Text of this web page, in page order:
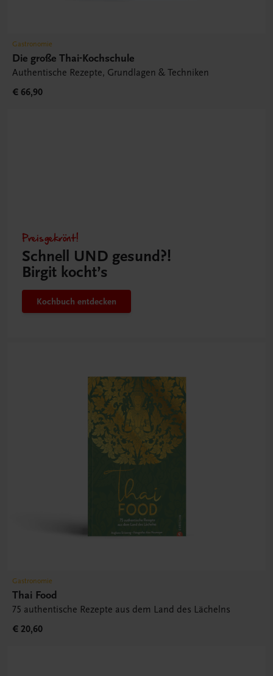
Gastronomie
Die große Thai-Kochschule
Authentische Rezepte, Grundlagen & Techniken
€ 66,90
Preisgekrönt!
Schnell UND gesund?!
Birgit kocht’s
Kochbuch entdecken
Gastronomie
Thai Food
75 authentische Rezepte aus dem Land des Lächelns
€ 20,60